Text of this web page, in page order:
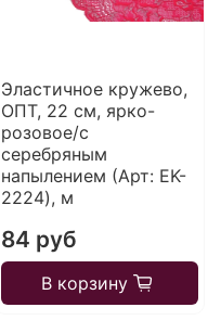
Эластичное кружево,
ОПТ, 22 см, ярко-
розовое/с
серебряным
напылением (Арт: EK-
2224), м
84 руб
В корзину